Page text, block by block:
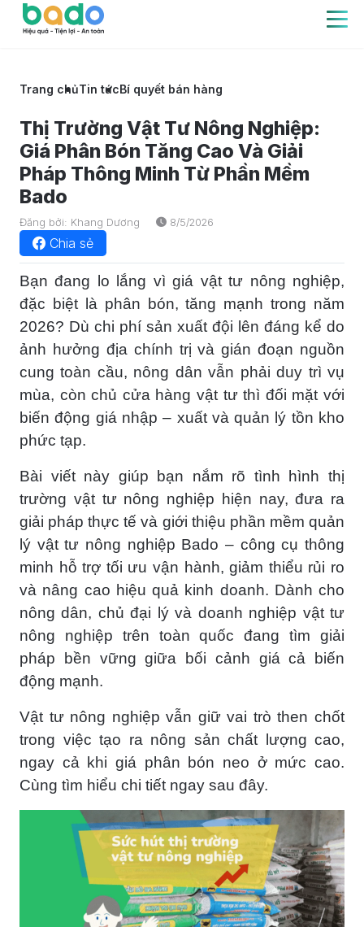
Trang chủTin tứcBí quyết bán hàng
Thị Trường Vật Tư Nông Nghiệp:
Giá Phân Bón Tăng Cao Và Giải
Pháp Thông Minh Từ Phần Mềm
Bado
Đăng bởi: Khang Dương 8/5/2026
Chia sẻ
Bạn đang lo lắng vì giá vật tư nông nghiệp,
đặc biệt là phân bón, tăng mạnh trong năm
2026? Dù chi phí sản xuất đội lên đáng kể do
ảnh hưởng địa chính trị và gián đoạn nguồn
cung toàn cầu, nông dân vẫn phải duy trì vụ
mùa, còn chủ cửa hàng vật tư thì đối mặt với
biến động giá nhập – xuất và quản lý tồn kho
phức tạp.
Bài viết này giúp bạn nắm rõ tình hình thị
trường vật tư nông nghiệp hiện nay, đưa ra
giải pháp thực tế và giới thiệu phần mềm quản
lý vật tư nông nghiệp Bado – công cụ thông
minh hỗ trợ tối ưu vận hành, giảm thiểu rủi ro
và nâng cao hiệu quả kinh doanh. Dành cho
nông dân, chủ đại lý và doanh nghiệp vật tư
nông nghiệp trên toàn quốc đang tìm giải
pháp bền vững giữa bối cảnh giá cả biến
động mạnh.
Vật tư nông nghiệp vẫn giữ vai trò then chốt
trong việc tạo ra nông sản chất lượng cao,
ngay cả khi giá phân bón neo ở mức cao.
Cùng tìm hiểu chi tiết ngay sau đây.